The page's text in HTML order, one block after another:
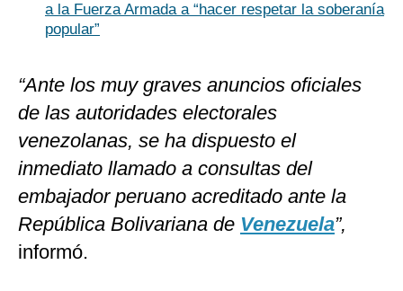
a la Fuerza Armada a “hacer respetar la soberanía
popular”
“Ante los muy graves anuncios oficiales
de las autoridades electorales
venezolanas, se ha dispuesto el
inmediato llamado a consultas del
embajador peruano acreditado ante la
República Bolivariana de Venezuela”,
informó.